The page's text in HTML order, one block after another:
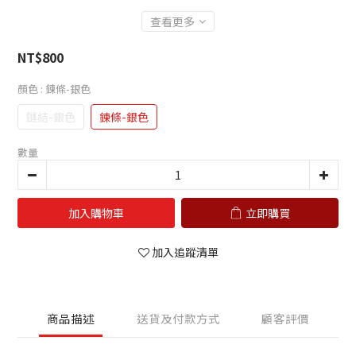
查看更多
NT$800
顏色 : 鍊條-銀色
鏈結-銀色 鍊條-銀色
數量
加入購物車 立即購買
加入追蹤清單
商品描述 送貨及付款方式 顧客評價